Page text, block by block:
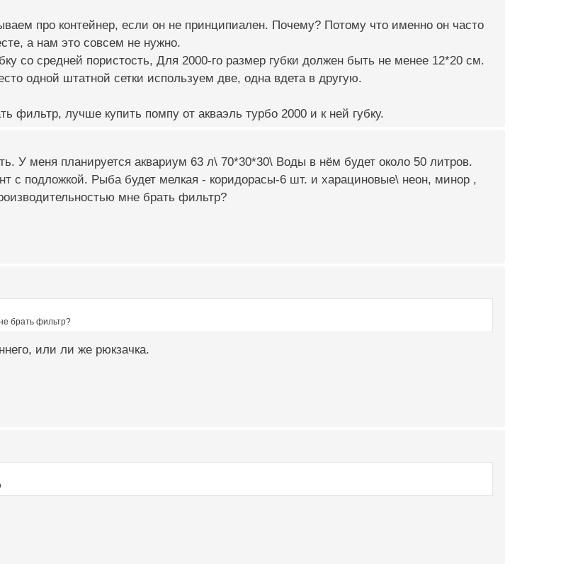
про контейнер, если он не принципиален. Почему? Потому что именно он часто
а нам это совсем не нужно.
со средней пористость, Для 2000-го размер губки должен быть не менее 12*20 см.
одной штатной сетки используем две, одна вдета в другую.
фильтр, лучше купить помпу от акваэль турбо 2000 и к ней губку.
У меня планируется аквариум 63 л\ 70*30*30\ Воды в нём будет около 50 литров.
с подложкой. Рыба будет мелкая - коридорасы-6 шт. и харациновые\ неон, минор ,
мне брать фильтр?
брать фильтр?
или ли же рюкзачка.